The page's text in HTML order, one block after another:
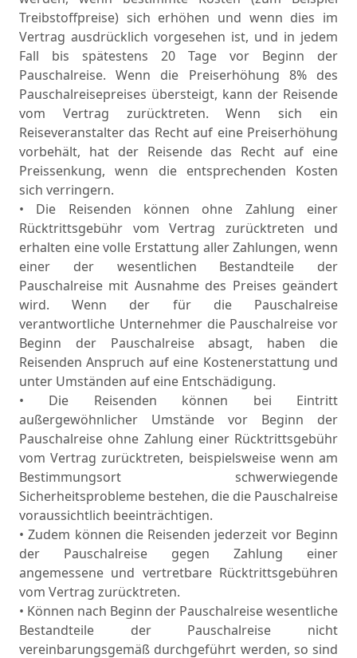
Treibstoffpreise) sich erhöhen und wenn dies im
Vertrag ausdrücklich vorgesehen ist, und in jedem
Fall bis spätestens 20 Tage vor Beginn der
Pauschalreise. Wenn die Preiserhöhung 8% des
Pauschalreisepreises übersteigt, kann der Reisende
vom Vertrag zurücktreten. Wenn sich ein
Reiseveranstalter das Recht auf eine Preiserhöhung
vorbehält, hat der Reisende das Recht auf eine
Preissenkung, wenn die entsprechenden Kosten
sich verringern.
• Die Reisenden können ohne Zahlung einer
Rücktrittsgebühr vom Vertrag zurücktreten und
erhalten eine volle Erstattung aller Zahlungen, wenn
einer der wesentlichen Bestandteile der
Pauschalreise mit Ausnahme des Preises geändert
wird. Wenn der für die Pauschalreise
verantwortliche Unternehmer die Pauschalreise vor
Beginn der Pauschalreise absagt, haben die
Reisenden Anspruch auf eine Kostenerstattung und
unter Umständen auf eine Entschädigung.
• Die Reisenden können bei Eintritt
außergewöhnlicher Umstände vor Beginn der
Pauschalreise ohne Zahlung einer Rücktrittsgebühr
vom Vertrag zurücktreten, beispielsweise wenn am
Bestimmungsort schwerwiegende
Sicherheitsprobleme bestehen, die die Pauschalreise
voraussichtlich beeinträchtigen.
• Zudem können die Reisenden jederzeit vor Beginn
der Pauschalreise gegen Zahlung einer
angemessene und vertretbare Rücktrittsgebühren
vom Vertrag zurücktreten.
• Können nach Beginn der Pauschalreise wesentliche
Bestandteile der Pauschalreise nicht
vereinbarungsgemäß durchgeführt werden, so sind